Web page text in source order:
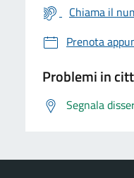
Chiama il
Prenota
Problemi in
Segnala